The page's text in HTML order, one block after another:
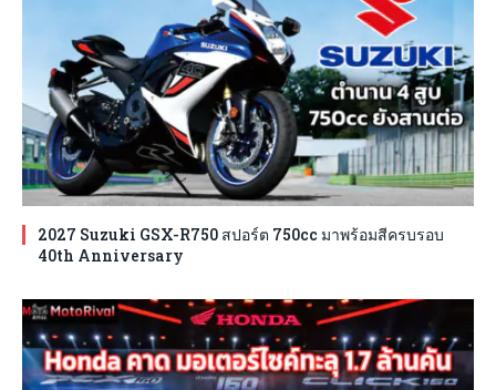
2027 Suzuki GSX-R750 สปอร์ต 750cc มาพร้อมสีครบรอบ
40th Anniversary